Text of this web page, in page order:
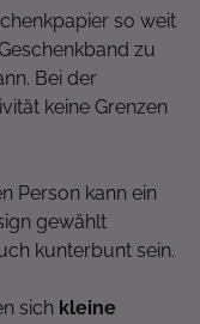
so weit
zu
Bei der
keine Grenzen
Person kann ein
gewählt
kunterbunt sein.
sich kleine